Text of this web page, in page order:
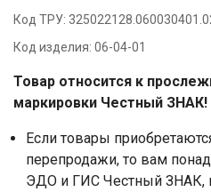
Код ТРУ:
Код изделия: 06-04-01
Товар относится к
маркировки Честный ЗНАК!
Если товары
перепродажи, то вам
ЭДО и ГИС Честный ЗНАК,